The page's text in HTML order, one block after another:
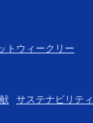
トウィークリー
サステナビリティ